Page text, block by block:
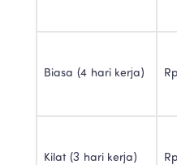
Biasa (4 hari kerja)
Kilat (3 hari kerja)